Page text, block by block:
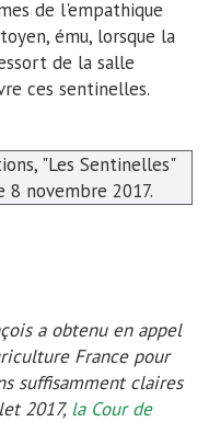
de l'empathique
ému, lorsque la
de la salle
ces sentinelles.
"Les Sentinelles"
novembre 2017.
a obtenu en appel
France pour
suffisamment claires
2017, la Cour de